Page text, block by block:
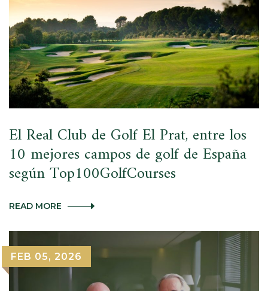
EN
TRES
CATEGORÍAS
DE
LOS
WORLD
GOLF
AWARDS
2026
El Real Club de Golf El Prat, entre los
10 mejores campos de golf de España
según Top100GolfCourses
READ MORE EL
GOLF
EL
PRAT,
ENTRE
FEB 05, 2026